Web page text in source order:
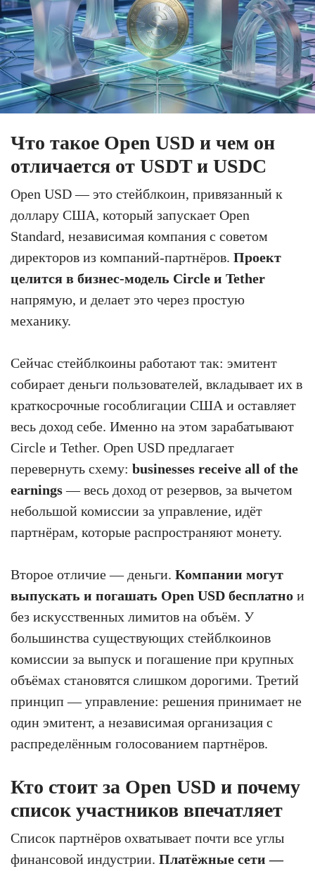
Что такое Open USD и чем он
отличается от USDT и USDC
Open USD — это стейблкоин, привязанный к
доллару США, который запускает Open
Standard, независимая компания с советом
директоров из компаний-партнёров. Проект
целится в бизнес-модель Circle и Tether
напрямую, и делает это через простую
механику.
Сейчас стейблкоины работают так: эмитент
собирает деньги пользователей, вкладывает их в
краткосрочные гособлигации США и оставляет
весь доход себе. Именно на этом зарабатывают
Circle и Tether. Open USD предлагает
перевернуть схему: businesses receive all of the
earnings— весь доход от резервов, за вычетом
небольшой комиссии за управление, идёт
партнёрам, которые распространяют монету.
Второе отличие — деньги. Компании могут
выпускать и погашать Open USD бесплатно и
без искусственных лимитов на объём. У
большинства существующих стейблкоинов
комиссии за выпуск и погашение при крупных
объёмах становятся слишком дорогими. Третий
принцип — управление: решения принимает не
один эмитент, а независимая организация с
распределённым голосованием партнёров.
Кто стоит за Open USD и почему
список участников впечатляет
Список партнёров охватывает почти все углы
финансовой индустрии. Платёжные сети —